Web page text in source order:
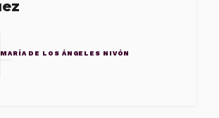
MARÍA DE LOS ÁNGELES NIVÓN